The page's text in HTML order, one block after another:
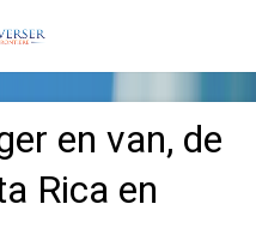
en van, de
Rica en